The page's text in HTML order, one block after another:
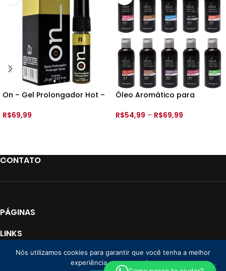
On – Gel Prolongador Hot –
R$69,99
Óleo Aromático para
R$54,99 – R$69,99
CONTATO
PÁGINAS
LINKS
PAGAMENTO
Loja Donna CNPJ: 35.766.478/0001-01 2025 Todos os direitos reservados. |
Nós utilizamos cookies para garantir que você tenha a melhor
experiência em nosso site.